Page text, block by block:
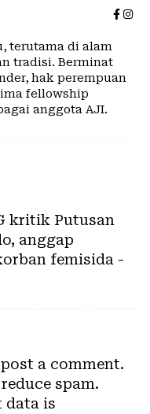
terutama di alam
tradisi. Berminat
hak perempuan
fellowship
anggota AJI.
kritik Putusan
anggap
femisida -
a comment.
spam.
data is